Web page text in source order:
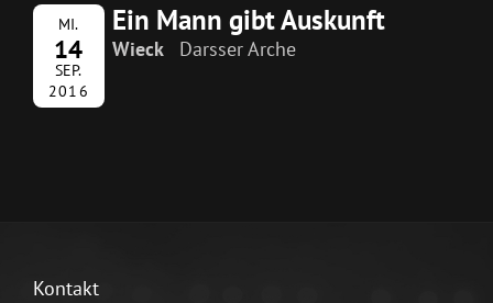
MI.
14
SEP.
2016
Ein Mann gibt Auskunft
Wieck Darsser Arche
Kontakt